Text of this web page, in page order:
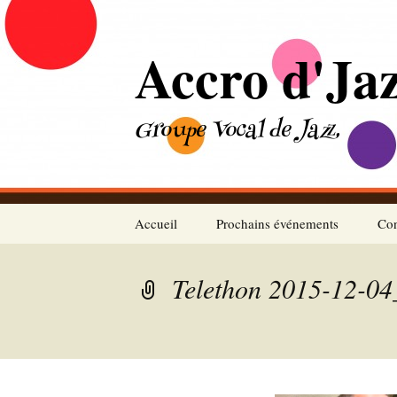
Aller
au
contenu
Accro
Groupe Vocal de Jazz
Accueil Prochains événements
Telethon 2015-12-